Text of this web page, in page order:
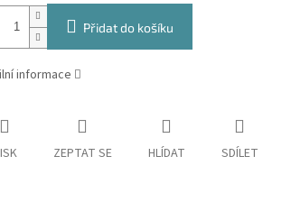
Přidat do košíku
informace
ZEPTAT SE HLÍDAT SDÍLET